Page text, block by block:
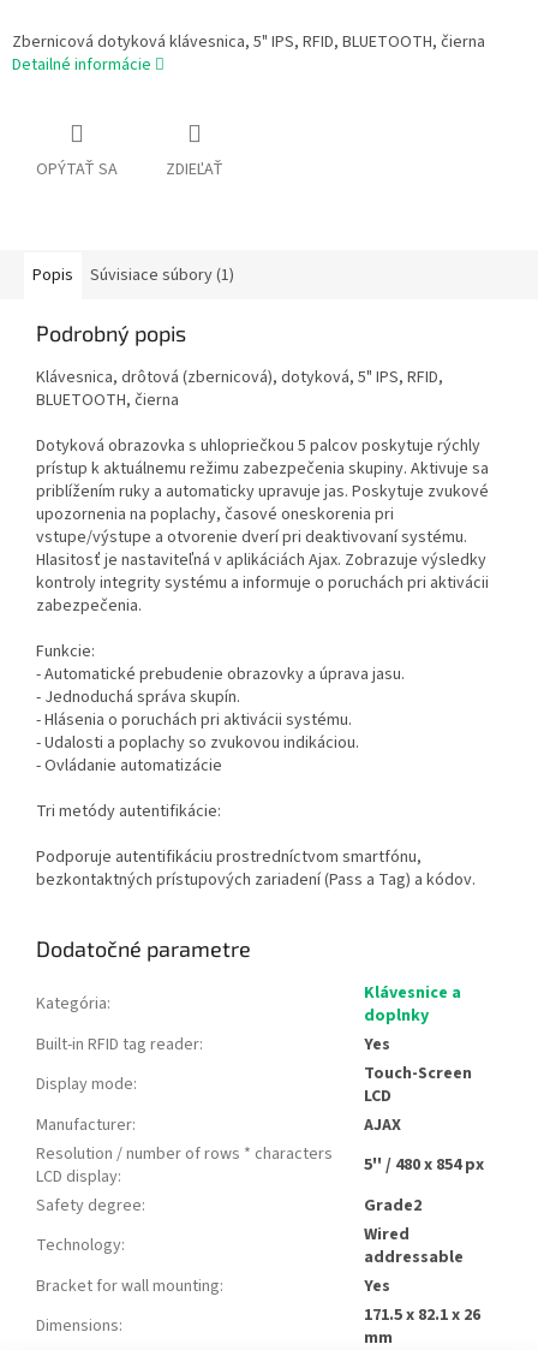
Zbernicová dotyková klávesnica, 5" IPS, RFID, BLUETOOTH, čierna
Detailné informácie
OPÝTAŤ SA ZDIEĽAŤ
Popis Súvisiace súbory (1)
Podrobný popis
Klávesnica, drôtová (zbernicová), dotyková, 5" IPS, RFID,
BLUETOOTH, čierna
Dotyková obrazovka s uhlopriečkou 5 palcov poskytuje rýchly
prístup k aktuálnemu režimu zabezpečenia skupiny. Aktivuje sa
priblížením ruky a automaticky upravuje jas. Poskytuje zvukové
upozornenia na poplachy, časové oneskorenia pri
vstupe/výstupe a otvorenie dverí pri deaktivovaní systému.
Hlasitosť je nastaviteľná v aplikáciách Ajax. Zobrazuje výsledky
kontroly integrity systému a informuje o poruchách pri aktivácii
zabezpečenia.
Funkcie:
- Automatické prebudenie obrazovky a úprava jasu.
- Jednoduchá správa skupín.
- Hlásenia o poruchách pri aktivácii systému.
- Udalosti a poplachy so zvukovou indikáciou.
- Ovládanie automatizácie
Tri metódy autentifikácie:
Podporuje autentifikáciu prostredníctvom smartfónu,
bezkontaktných prístupových zariadení (Pass a Tag) a kódov.
Dodatočné parametre
Kategória:
Klávesnice a
doplnky
Built-in RFID tag reader:
Yes
Display mode:
Touch-Screen
LCD
Manufacturer:
AJAX
Resolution / number of rows * characters
LCD display:
5'' / 480 x 854 px
Safety degree:
Grade2
Technology:
Wired
addressable
Bracket for wall mounting:
Yes
Dimensions:
171.5 x 82.1 x 26
mm